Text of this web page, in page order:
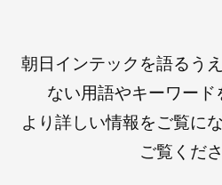
朝日インテックを語るう
ない用語やキーワード
より詳しい情報をご覧に
ご覧くださ